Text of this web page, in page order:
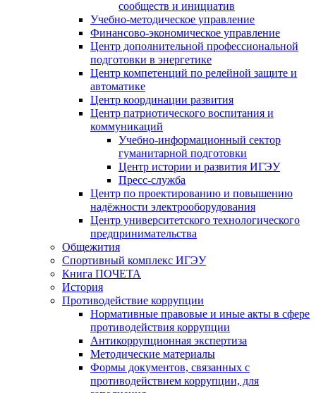
сообществ и инициатив
Учебно-методическое управление
Финансово-экономическое управление
Центр дополнительной профессиональной
подготовки в энергетике
Центр компетенций по релейной защите и
автоматике
Центр координации развития
Центр патриотического воспитания и
коммуникаций
Учебно-информационный сектор
гуманитарной подготовки
Центр истории и развития ИГЭУ
Пресс-служба
Центр по проектированию и повышению
надёжности электрооборудования
Центр университетского технологического
предпринимательства
Общежития
Спортивный комплекс ИГЭУ
Книга ПОЧЕТА
История
Противодействие коррупции
Нормативные правовые и иные акты в сфере
противодействия коррупции
Антикоррупционная экспертиза
Методические материалы
Формы документов, связанных с
противодействием коррупции, для